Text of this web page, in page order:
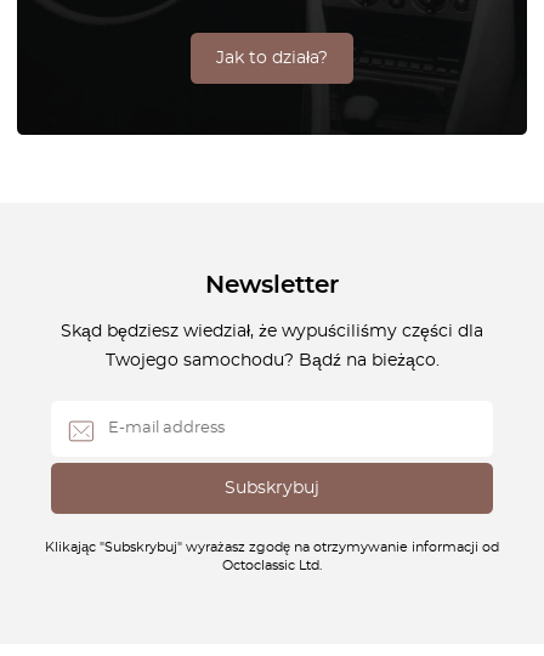
Jak to działa?
Newsletter
Skąd będziesz wiedział, że wypuściliśmy części dla
Twojego samochodu? Bądź na bieżąco.
Klikając "Subskrybuj" wyrażasz zgodę na otrzymywanie informacji od
Octoclassic Ltd.